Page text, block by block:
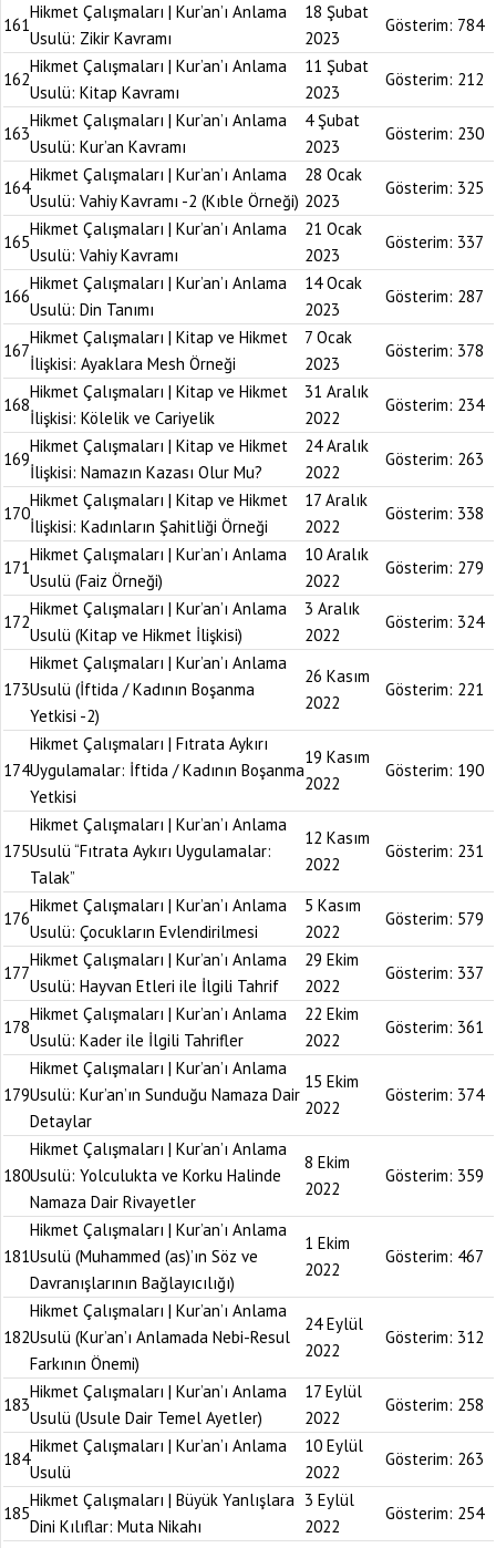
161
Hikmet Çalışmaları | Kur’an’ı Anlama
Usulü: Zikir Kavramı
18 Şubat
2023
Gösterim: 784
162
Hikmet Çalışmaları | Kur’an’ı Anlama
Usulü: Kitap Kavramı
11 Şubat
2023
Gösterim: 212
163
Hikmet Çalışmaları | Kur’an’ı Anlama
Usulü: Kur’an Kavramı
4 Şubat
2023
Gösterim: 230
164
Hikmet Çalışmaları | Kur’an’ı Anlama
Usulü: Vahiy Kavramı -2 (Kıble Örneği)
28 Ocak
2023
Gösterim: 325
165
Hikmet Çalışmaları | Kur’an’ı Anlama
Usulü: Vahiy Kavramı
21 Ocak
2023
Gösterim: 337
166
Hikmet Çalışmaları | Kur’an’ı Anlama
Usulü: Din Tanımı
14 Ocak
2023
Gösterim: 287
167
Hikmet Çalışmaları | Kitap ve Hikmet
İlişkisi: Ayaklara Mesh Örneği
7 Ocak
2023
Gösterim: 378
168
Hikmet Çalışmaları | Kitap ve Hikmet
İlişkisi: Kölelik ve Cariyelik
31 Aralık
2022
Gösterim: 234
169
Hikmet Çalışmaları | Kitap ve Hikmet
İlişkisi: Namazın Kazası Olur Mu?
24 Aralık
2022
Gösterim: 263
170
Hikmet Çalışmaları | Kitap ve Hikmet
İlişkisi: Kadınların Şahitliği Örneği
17 Aralık
2022
Gösterim: 338
171
Hikmet Çalışmaları | Kur’an’ı Anlama
Usulü (Faiz Örneği)
10 Aralık
2022
Gösterim: 279
172
Hikmet Çalışmaları | Kur’an’ı Anlama
Usulü (Kitap ve Hikmet İlişkisi)
3 Aralık
2022
Gösterim: 324
173
Hikmet Çalışmaları | Kur’an’ı Anlama
Usulü (İftida / Kadının Boşanma
Yetkisi -2)
26 Kasım
2022
Gösterim: 221
174
Hikmet Çalışmaları | Fıtrata Aykırı
Uygulamalar: İftida / Kadının Boşanma
Yetkisi
19 Kasım
2022
Gösterim: 190
175
Hikmet Çalışmaları | Kur’an’ı Anlama
Usulü “Fıtrata Aykırı Uygulamalar:
Talak”
12 Kasım
2022
Gösterim: 231
176
Hikmet Çalışmaları | Kur’an’ı Anlama
Usulü: Çocukların Evlendirilmesi
5 Kasım
2022
Gösterim: 579
177
Hikmet Çalışmaları | Kur’an’ı Anlama
Usulü: Hayvan Etleri ile İlgili Tahrif
29 Ekim
2022
Gösterim: 337
178
Hikmet Çalışmaları | Kur’an’ı Anlama
Usulü: Kader ile İlgili Tahrifler
22 Ekim
2022
Gösterim: 361
179
Hikmet Çalışmaları | Kur’an’ı Anlama
Usulü: Kur’an’ın Sunduğu Namaza Dair
Detaylar
15 Ekim
2022
Gösterim: 374
180
Hikmet Çalışmaları | Kur’an’ı Anlama
Usulü: Yolculukta ve Korku Halinde
Namaza Dair Rivayetler
8 Ekim
2022
Gösterim: 359
181
Hikmet Çalışmaları | Kur’an’ı Anlama
Usulü (Muhammed (as)’ın Söz ve
Davranışlarının Bağlayıcılığı)
1 Ekim
2022
Gösterim: 467
182
Hikmet Çalışmaları | Kur’an’ı Anlama
Usulü (Kur’an’ı Anlamada Nebi-Resul
Farkının Önemi)
24 Eylül
2022
Gösterim: 312
183
Hikmet Çalışmaları | Kur’an’ı Anlama
Usulü (Usule Dair Temel Ayetler)
17 Eylül
2022
Gösterim: 258
184
Hikmet Çalışmaları | Kur’an’ı Anlama
Usulü
10 Eylül
2022
Gösterim: 263
185
Hikmet Çalışmaları | Büyük Yanlışlara
Dini Kılıflar: Muta Nikahı
3 Eylül
2022
Gösterim: 254